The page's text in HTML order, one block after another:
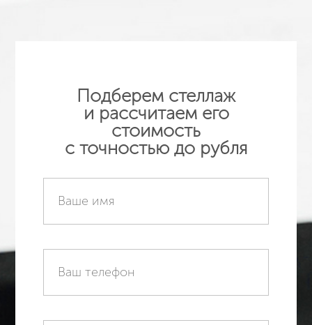
Подберем стеллаж
и рассчитаем его
стоимость
с точностью до рубля